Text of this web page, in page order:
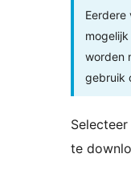
Eerdere
worden
gebruik
te